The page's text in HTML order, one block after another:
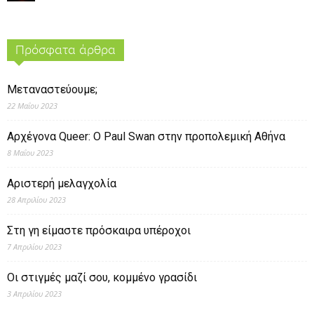
Πρόσφατα άρθρα
Μεταναστεύουμε;
22 Μαΐου 2023
Αρχέγονα Queer: O Paul Swan στην προπολεμική Αθήνα
8 Μαΐου 2023
Αριστερή μελαγχολία
28 Απριλίου 2023
Στη γη είμαστε πρόσκαιρα υπέροχοι
7 Απριλίου 2023
Οι στιγμές μαζί σου, κομμένο γρασίδι
3 Απριλίου 2023